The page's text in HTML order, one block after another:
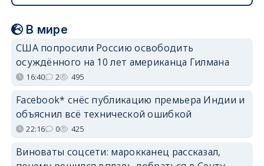
В мире
США попросили Россию освободить
осуждённого на 10 лет американца Гилмана
16:40 2 495
Facebook* снёс публикацию премьера Индии и
объяснил всё технической ошибкой
22:16 0 425
Виноваты соцсети: марокканец рассказал,